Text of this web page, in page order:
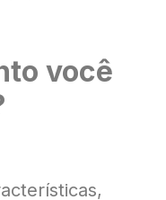
você